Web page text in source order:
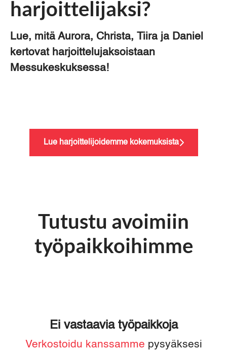
harjoittelijaksi?
Lue, mitä Aurora, Christa, Tiira ja Daniel
kertovat harjoittelujaksoistaan
Messukeskuksessa!
Lue harjoittelijoidemme kokemuksista
Tutustu avoimiin
työpaikkoihimme
Ei vastaavia työpaikkoja
Verkostoidu kanssamme pysyäksesi